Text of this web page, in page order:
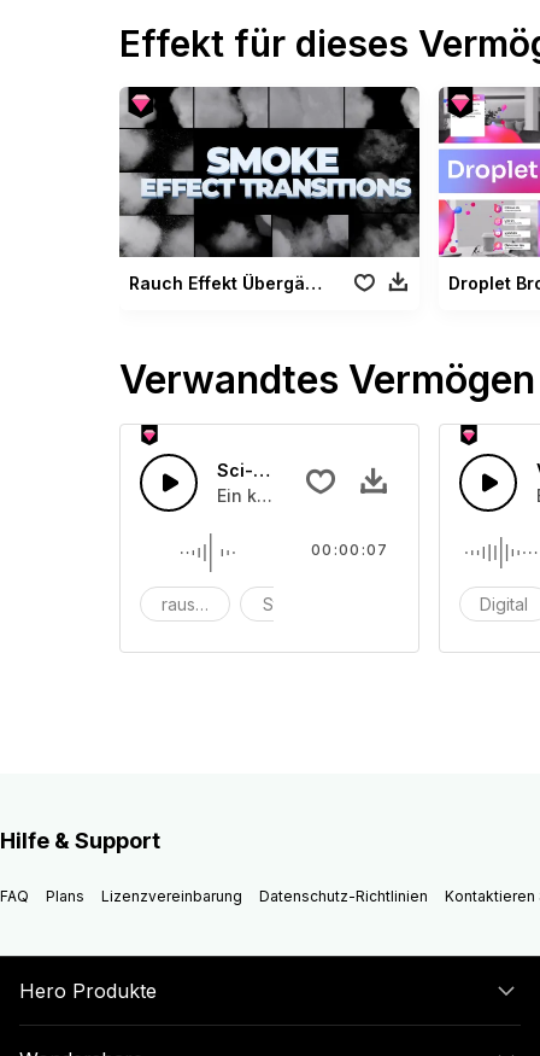
Effekt für dieses
Rauch Effekt Übergänge
Verwandtes Vermögen
Sci-Fi-Störungen
Ein kurzer statischer Impuls, der
rauschen Staub
00:00:07
Digital
Hilfe & Support
FAQ Plans Lizenzvereinbarung Datenschutz-Richtlinien Kontaktieren
Hero Produkte